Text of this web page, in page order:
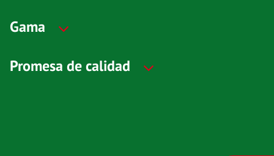
Gama
Promesa de calidad